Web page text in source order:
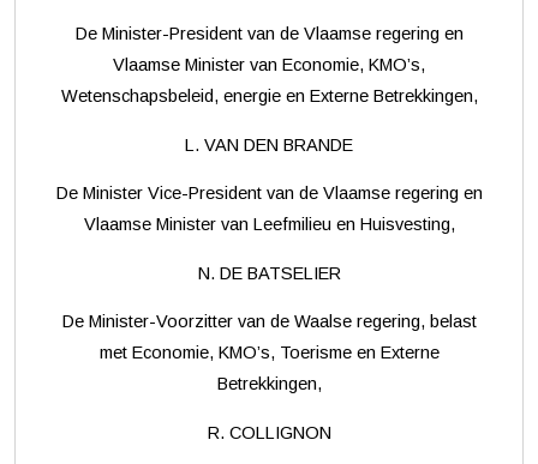
De Minister-President van de Vlaamse regering en
Vlaamse Minister van Economie, KMO’s,
Wetenschapsbeleid, energie en Externe Betrekkingen,
L. VAN DEN BRANDE
De Minister Vice-President van de Vlaamse regering en
Vlaamse Minister van Leefmilieu en Huisvesting,
N. DE BATSELIER
De Minister-Voorzitter van de Waalse regering, belast
met Economie, KMO’s, Toerisme en Externe
Betrekkingen,
R. COLLIGNON